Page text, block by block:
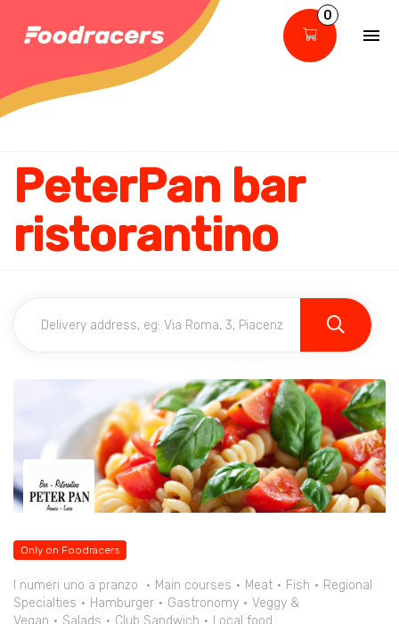
0
PeterPan bar
ristorantino
Only on Foodracers
I numeri uno a pranzo Main courses Meat Fish
Regional
Specialties
Hamburger Gastronomy
Veggy &
Vegan
Salads Club Sandwich Local food